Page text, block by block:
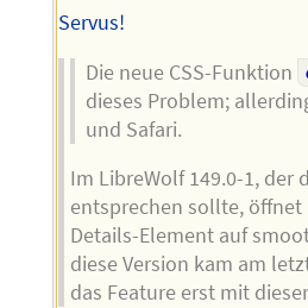
Servus!
Die neue CSS-Funktion
dieses Problem;
und Safari.
Im LibreWolf 149.0-1, der
entsprechen sollte,
Details-Element auf
diese Version kam am
das Feature erst mit